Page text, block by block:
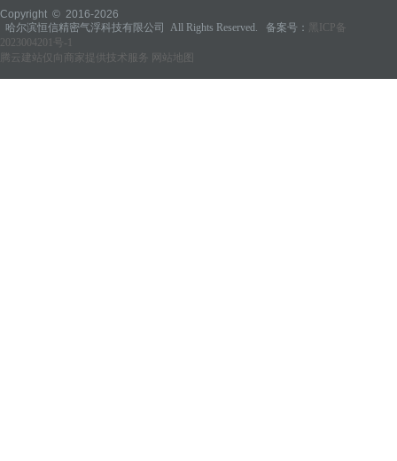
Copyright © 2016-2026
哈尔滨恒信精密气浮科技有限公司 All Rights Reserved. 备案号： 黑ICP备
2023004201号-1
腾云建站仅向商家提供技术服务
网站地图